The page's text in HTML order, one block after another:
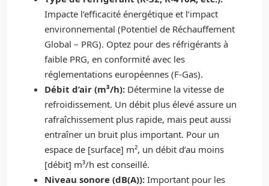
Impacte l’efficacité énergétique et l’impact
environnemental (Potentiel de Réchauffement
Global – PRG). Optez pour des réfrigérants à
faible PRG, en conformité avec les
réglementations européennes (F-Gas).
Débit d’air (m³/h): Détermine la vitesse de
refroidissement. Un débit plus élevé assure un
rafraîchissement plus rapide, mais peut aussi
entraîner un bruit plus important. Pour un
espace de [surface] m², un débit d’au moins
[débit] m³/h est conseillé.
Niveau sonore (dB(A)): Important pour les